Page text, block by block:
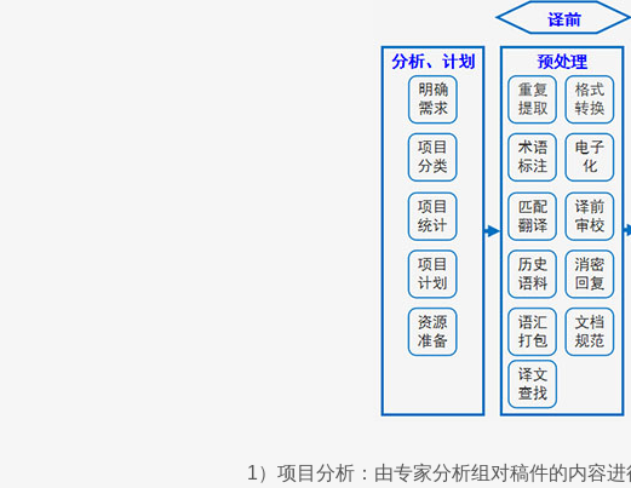
1）项目分析：由专家分析组对稿件的内容